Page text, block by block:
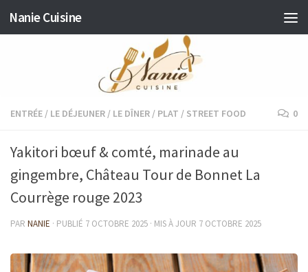
Skip to content
Nanie Cuisine
ENTRÉE / LE DÉJEUNER / LE DÎNER / PLAT / STREET FOOD 0
Yakitori bœuf & comté, marinade au
gingembre, Château Tour de Bonnet La
Courrège rouge 2023
PAR NANIE · PUBLIÉ 7 OCTOBRE 2025 · MIS À JOUR 7 OCTOBRE 2025